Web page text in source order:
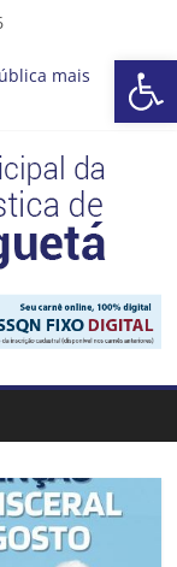
Barra de Ferramentas Aberta
mais
do que você
dos
a Febre